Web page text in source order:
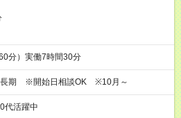
分）実働7時間30分
長期 ※開始日相談OK ※10月～
代活躍中